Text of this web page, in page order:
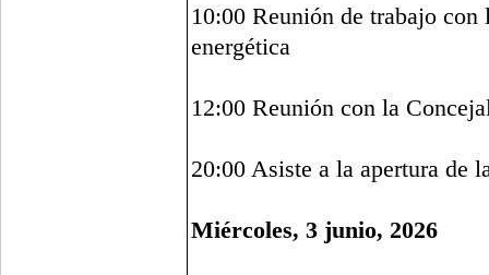
10:00 Reunión de trabajo
energética
12:00 Reunión con la
20:00 Asiste a la apertura de
Miércoles, 3 junio, 2026